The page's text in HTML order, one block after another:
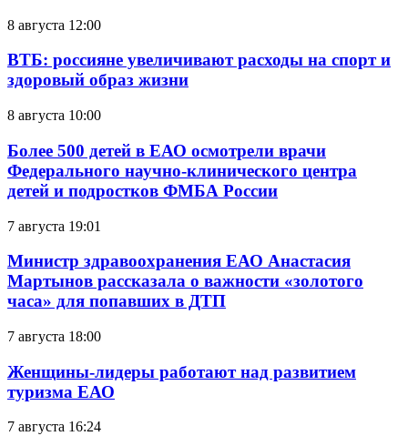
8 августа 12:00
ВТБ: россияне увеличивают расходы на спорт и
здоровый образ жизни
8 августа 10:00
Более 500 детей в ЕАО осмотрели врачи
Федерального научно-клинического центра
детей и подростков ФМБА России
7 августа 19:01
Министр здравоохранения ЕАО Анастасия
Мартынов рассказала о важности «золотого
часа» для попавших в ДТП
7 августа 18:00
Женщины-лидеры работают над развитием
туризма ЕАО
7 августа 16:24